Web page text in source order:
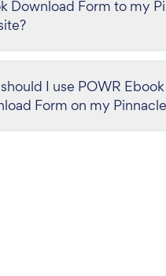
Download Form to my
I use POWR Ebook
Form on my